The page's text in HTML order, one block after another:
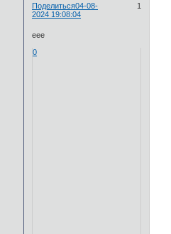
Поделиться 1
04-08-
2024 19:08:04
еее
0